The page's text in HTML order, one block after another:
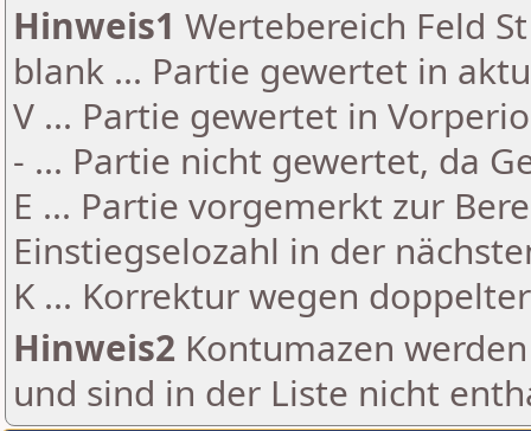
Hinweis1 Wertebereich Feld
blank ... Partie gewertet in
V ... Partie gewertet in
- ... Partie nicht gewertet, da
E ... Partie vorgemerkt zur
Einstiegselozahl in der
K ... Korrektur wegen
Hinweis2 Kontumazen
und sind in der Liste nicht